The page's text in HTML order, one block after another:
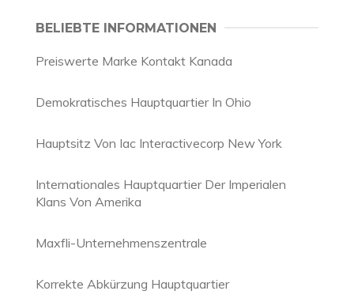
BELIEBTE INFORMATIONEN
Preiswerte Marke Kontakt Kanada
Demokratisches Hauptquartier In Ohio
Hauptsitz Von Iac Interactivecorp New York
Internationales Hauptquartier Der Imperialen
Klans Von Amerika
Maxfli-Unternehmenszentrale
Korrekte Abkürzung Hauptquartier